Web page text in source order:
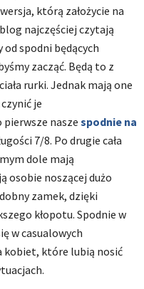
którą założycie na
najczęściej czytają
spodni będących
zacząć. Będą to z
rurki. Jednak mają one
je
nasze spodnie na
7/8. Po drugie cała
dole mają
osobie noszącej dużo
zamek, dzięki
kłopotu. Spodnie w
w casualowych
kobiet, które lubią nosić